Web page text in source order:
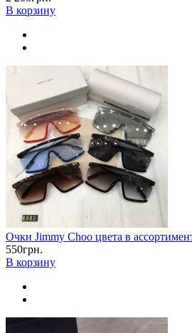
В корзину
Очки Jimmy Choo цвета в
550грн.
В корзину